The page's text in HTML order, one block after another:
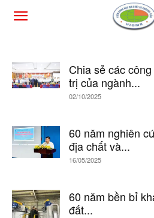
Chia sẻ các
trị của ngành...
02/10/2025
60 năm nghiên
địa chất và...
16/05/2025
60 năm bền bỉ
đất...